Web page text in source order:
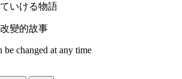
いける物語
變的故事
be changed at any time